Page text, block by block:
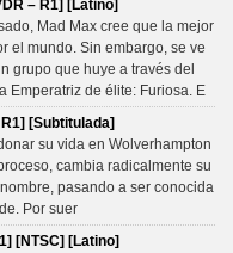
– R1] [Latino]
Mad Max cree que la mejor
el mundo. Sin embargo, se ve
grupo que huye a través del
Emperatriz de élite: Furiosa. E
[Subtitulada]
su vida en Wolverhampton
cambia radicalmente su
pasando a ser conocida
Por suer
[NTSC] [Latino]